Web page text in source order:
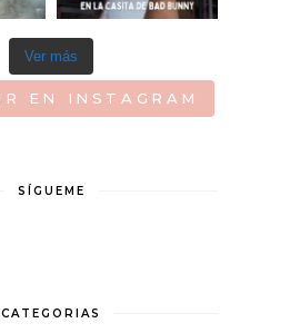
Ver más
EN INSTAGRAM
SÍGUEME
CATEGORIAS